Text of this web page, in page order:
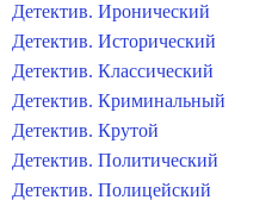
Детектив. Иронический
Детектив. Исторический
Детектив. Классический
Детектив. Криминальный
Детектив. Крутой
Детектив. Политический
Детектив. Полицейский